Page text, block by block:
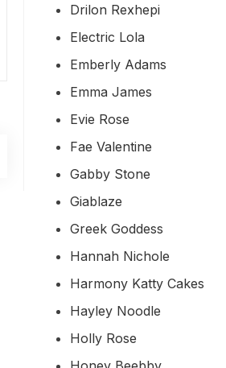
Drilon Rexhepi
Electric Lola
Emberly Adams
Emma James
Evie Rose
Fae Valentine
Gabby Stone
Giablaze
Greek Goddess
Hannah Nichole
Harmony Katty Cakes
Hayley Noodle
Holly Rose